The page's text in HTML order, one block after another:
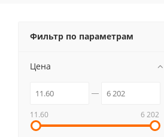
Фильтр по параметрам
Цена
11.60 6 202